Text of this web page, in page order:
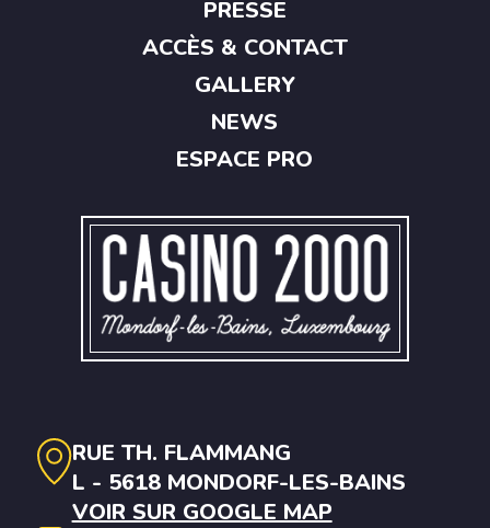
RUE TH. FLAMMANG
L - 5618 MONDORF-LES-BAINS
VOIR SUR GOOGLE MAP
PRESSE
ACCÈS & CONTACT
GALLERY
NEWS
ESPACE PRO